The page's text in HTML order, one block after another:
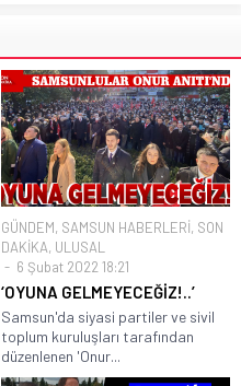
GÜNDEM, SAMSUN HABERLERİ, SON
DAKİKA, ULUSAL
6 Şubat 2022 18:21
‘OYUNA GELMEYECEĞİZ!..’
Samsun'da siyasi partiler ve sivil
toplum kuruluşları tarafından
düzenlenen 'Onur...